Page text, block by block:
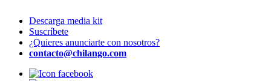
Descarga media kit
Suscríbete
¿Quieres anunciarte con nosotros?
contacto@chilango.com